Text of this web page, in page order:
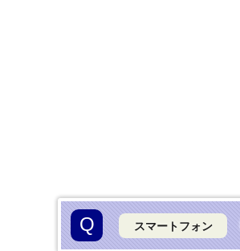
Q スマートフォン